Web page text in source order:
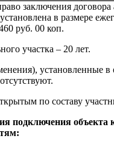
заключения
в размере
руб. 00 коп.
участка – 20 лет.
установленные
по составу
подключения объекта